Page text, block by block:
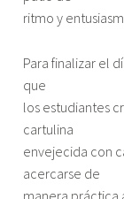
ritmo y
Para finalizar el
que
los estudiantes
cartulina
envejecida con
acercarse de
manera práctica